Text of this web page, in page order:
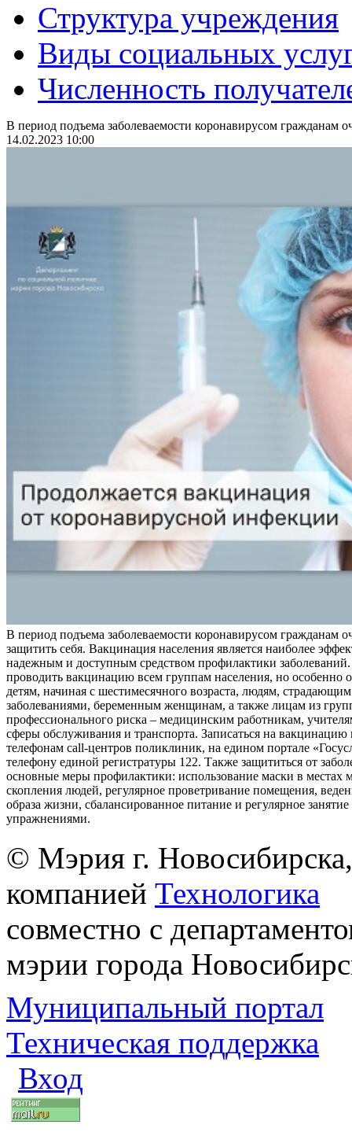
Структура учреждения
Виды социальных
Численность
В период подъема заболеваемости коронавирусом гражданам
14.02.2023 10:00
В период подъема заболеваемости коронавирусом гражданам
защитить себя. Вакцинация населения является наиболее
надежным и доступным средством профилактики заболеваний.
проводить вакцинацию всем группам населения, но особенно
детям, начиная с шестимесячного возраста, людям,
заболеваниями, беременным женщинам, а также лицам из
профессионального риска – медицинским работникам,
сферы обслуживания и транспорта. Записаться на
телефонам call-центров поликлиник, на едином портале
телефону единой регистратуры 122. Также защититься от
основные меры профилактики: использование маски в местах
скопления людей, регулярное проветривание помещения,
образа жизни, сбалансированное питание и регулярное
упражнениями.
© Мэрия г.
компанией Технологика
совместно с
мэрии города
Муниципальный портал
Техническая поддержка
Вход